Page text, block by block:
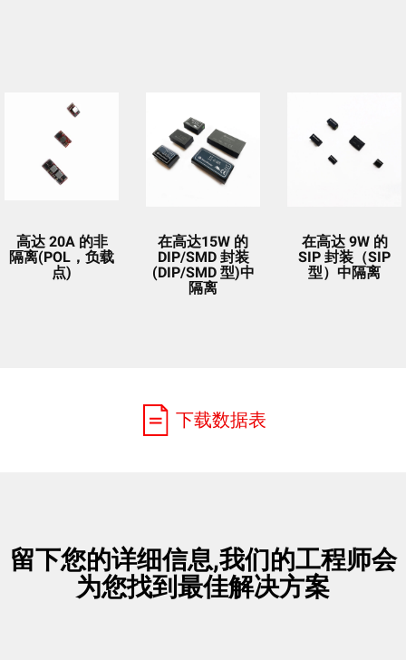
高达 20A 的非
隔离(POL，负载
点)
在高达15W 的
DIP/SMD 封装
(DIP/SMD 型)中
隔离
在高达 9W 的
SIP 封装（SIP
型）中隔离
下载数据表
留下您的详细信息,我们的工程师会
为您找到最佳解决方案